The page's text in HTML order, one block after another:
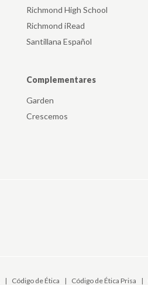
Richmond High School
Richmond iRead
Santillana Español
Complementares
Garden
Crescemos
| Código de Ética | Código de Ética Prisa |